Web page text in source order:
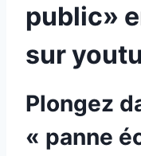
public»
sur
Plongez
« panne